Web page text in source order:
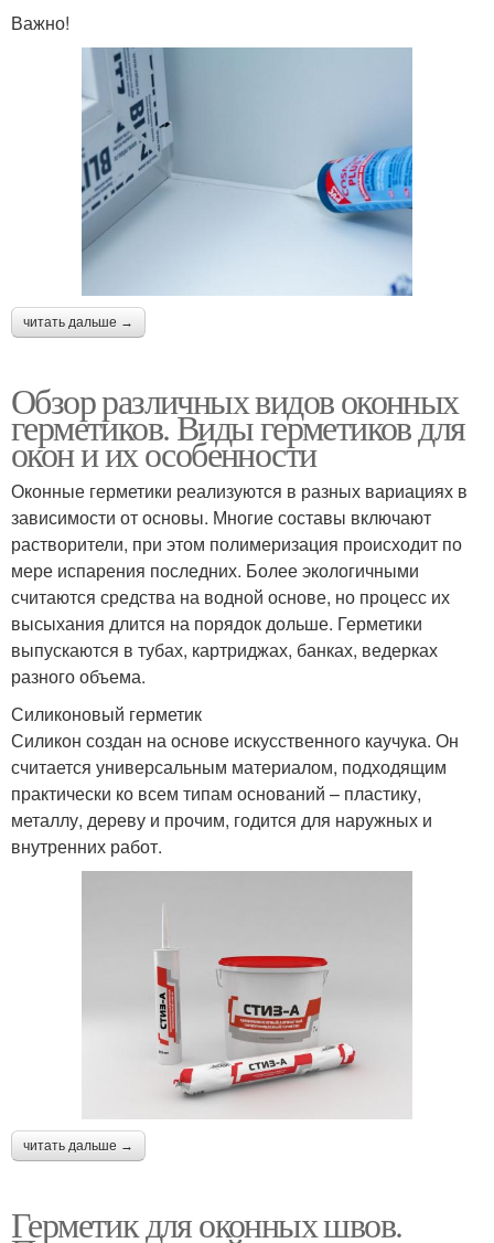
Важно!
читать дальше →
Обзор различных видов оконных
герметиков. Виды герметиков для
окон и их особенности
Оконные герметики реализуются в разных вариациях в
зависимости от основы. Многие составы включают
растворители, при этом полимеризация происходит по
мере испарения последних. Более экологичными
считаются средства на водной основе, но процесс их
высыхания длится на порядок дольше. Герметики
выпускаются в тубах, картриджах, банках, ведерках
разного объема.
Силиконовый герметик
Силикон создан на основе искусственного каучука. Он
считается универсальным материалом, подходящим
практически ко всем типам оснований – пластику,
металлу, дереву и прочим, годится для наружных и
внутренних работ.
читать дальше →
Герметик для оконных швов.